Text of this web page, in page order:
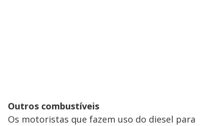
Outros combustíveis
Os motoristas que fazem uso do diesel para